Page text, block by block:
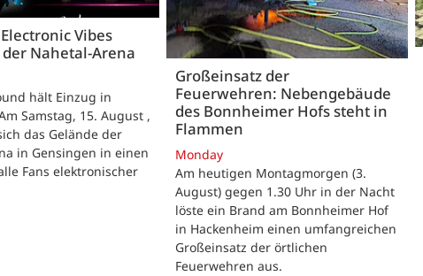
Vibes
Nahetal-Arena
hält Einzug in
Samstag, 15. August ,
das Gelände der
in Gensingen in einen
Fans elektronischer
Großeinsatz der
Feuerwehren: Nebengebäude
des Bonnheimer Hofs steht in
Flammen
Monday
Am heutigen Montagmorgen (3.
August) gegen 1.30 Uhr in der Nacht
löste ein Brand am Bonnheimer Hof
in Hackenheim einen umfangreichen
Großeinsatz der örtlichen
Feuerwehren aus.